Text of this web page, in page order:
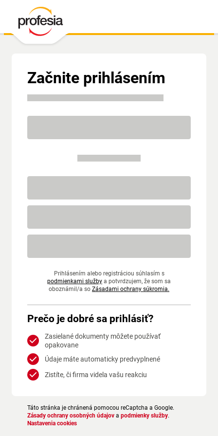
Začnite prihlásením
Prihlásením alebo registráciou súhlasím s
podmienkami služby a potvrdzujem, že som sa
oboznámil/a so Zásadami ochrany súkromia.
Prečo je dobré sa prihlásiť?
Zasielané dokumenty môžete používať
opakovane
Údaje máte automaticky predvyplnené
Zistíte, či firma videla vašu reakciu
Táto stránka je chránená pomocou reCaptcha a Google.
Zásady ochrany osobných údajov a podmienky služby.
Nastavenia cookies